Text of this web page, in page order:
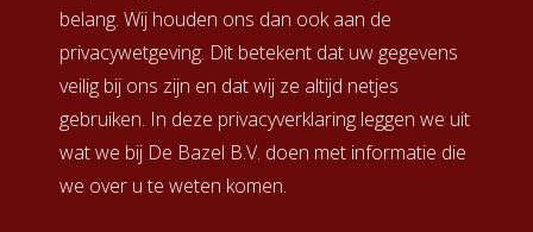
belang. Wij houden ons dan ook aan de
privacywetgeving. Dit betekent dat uw gegevens
veilig bij ons zijn en dat wij ze altijd netjes
gebruiken. In deze privacyverklaring leggen we uit
wat we bij De Bazel B.V. doen met informatie die
we over u te weten komen.
om
gebruikt